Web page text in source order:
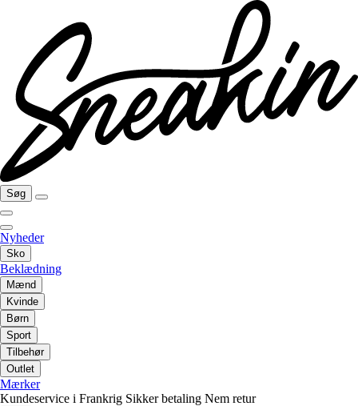
Søg
Nyheder
Sko
Beklædning
Mænd
Kvinde
Børn
Sport
Tilbehør
Outlet
Mærker
Kundeservice i Frankrig Sikker betaling Nem retur